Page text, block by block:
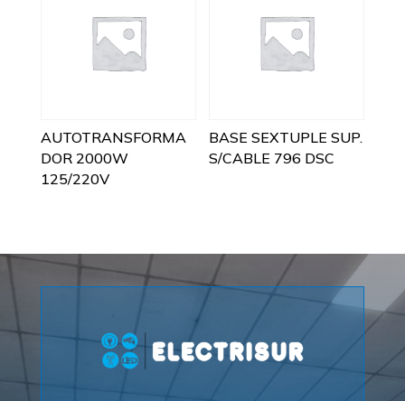
AUTOTRANSFORMA
DOR 2000W
125/220V
BASE SEXTUPLE SUP.
S/CABLE 796 DSC